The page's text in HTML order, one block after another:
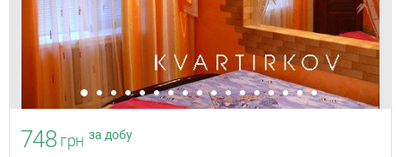
748 грн за добу